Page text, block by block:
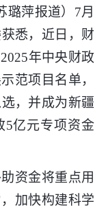
萍报道）7月
悉，近日，财
年中央财政
范项目名单，
，并成为新疆
5亿元专项资金
资金将重点用
加快构建科学